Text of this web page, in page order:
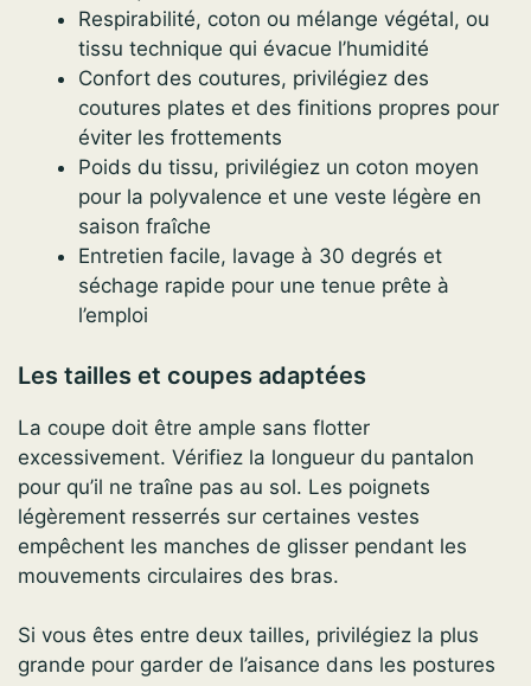
Respirabilité, coton ou mélange végétal, ou
tissu technique qui évacue l’humidité
Confort des coutures, privilégiez des
coutures plates et des finitions propres pour
éviter les frottements
Poids du tissu, privilégiez un coton moyen
pour la polyvalence et une veste légère en
saison fraîche
Entretien facile, lavage à 30 degrés et
séchage rapide pour une tenue prête à
l’emploi
Les tailles et coupes adaptées
La coupe doit être ample sans flotter
excessivement. Vérifiez la longueur du pantalon
pour qu’il ne traîne pas au sol. Les poignets
légèrement resserrés sur certaines vestes
empêchent les manches de glisser pendant les
mouvements circulaires des bras.
Si vous êtes entre deux tailles, privilégiez la plus
grande pour garder de l’aisance dans les postures